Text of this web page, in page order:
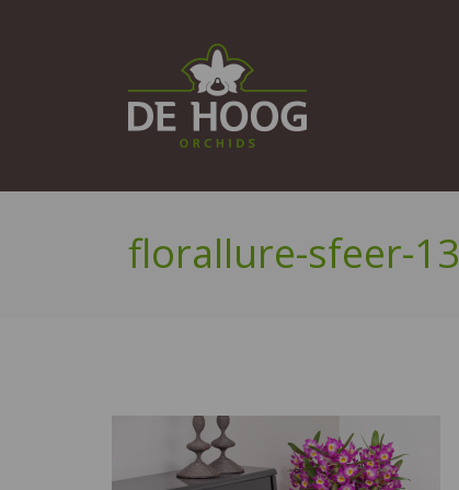
florallure-sfeer-13